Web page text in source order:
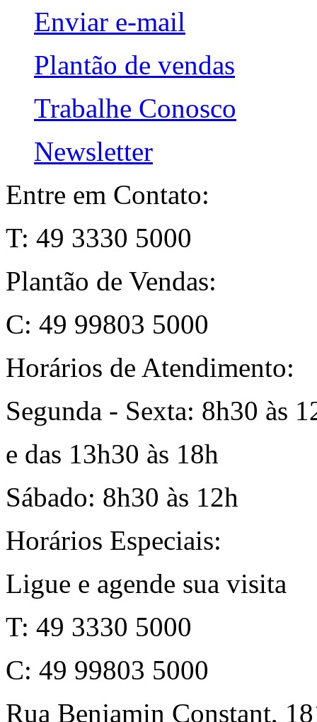
Enviar e-mail
Plantão de vendas
Trabalhe Conosco
Newsletter
Entre em Contato:
T: 49 3330 5000
Plantão de Vendas:
C: 49 99803 5000
Horários de Atendimento:
Segunda - Sexta: 8h30 às
e das 13h30 às 18h
Sábado: 8h30 às 12h
Horários Especiais:
Ligue e agende sua visita
T: 49 3330 5000
C: 49 99803 5000
Rua Benjamin Constant,